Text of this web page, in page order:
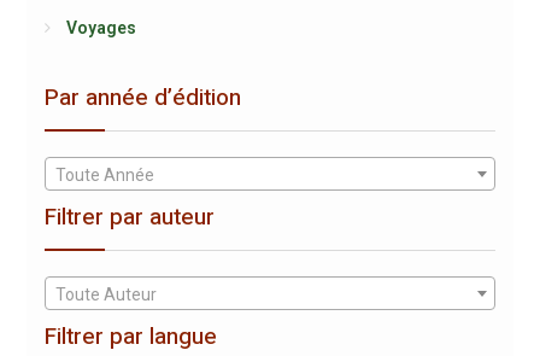
Voyages
Par année d’édition
Toute Année
Filtrer par auteur
Toute Auteur
Filtrer par langue